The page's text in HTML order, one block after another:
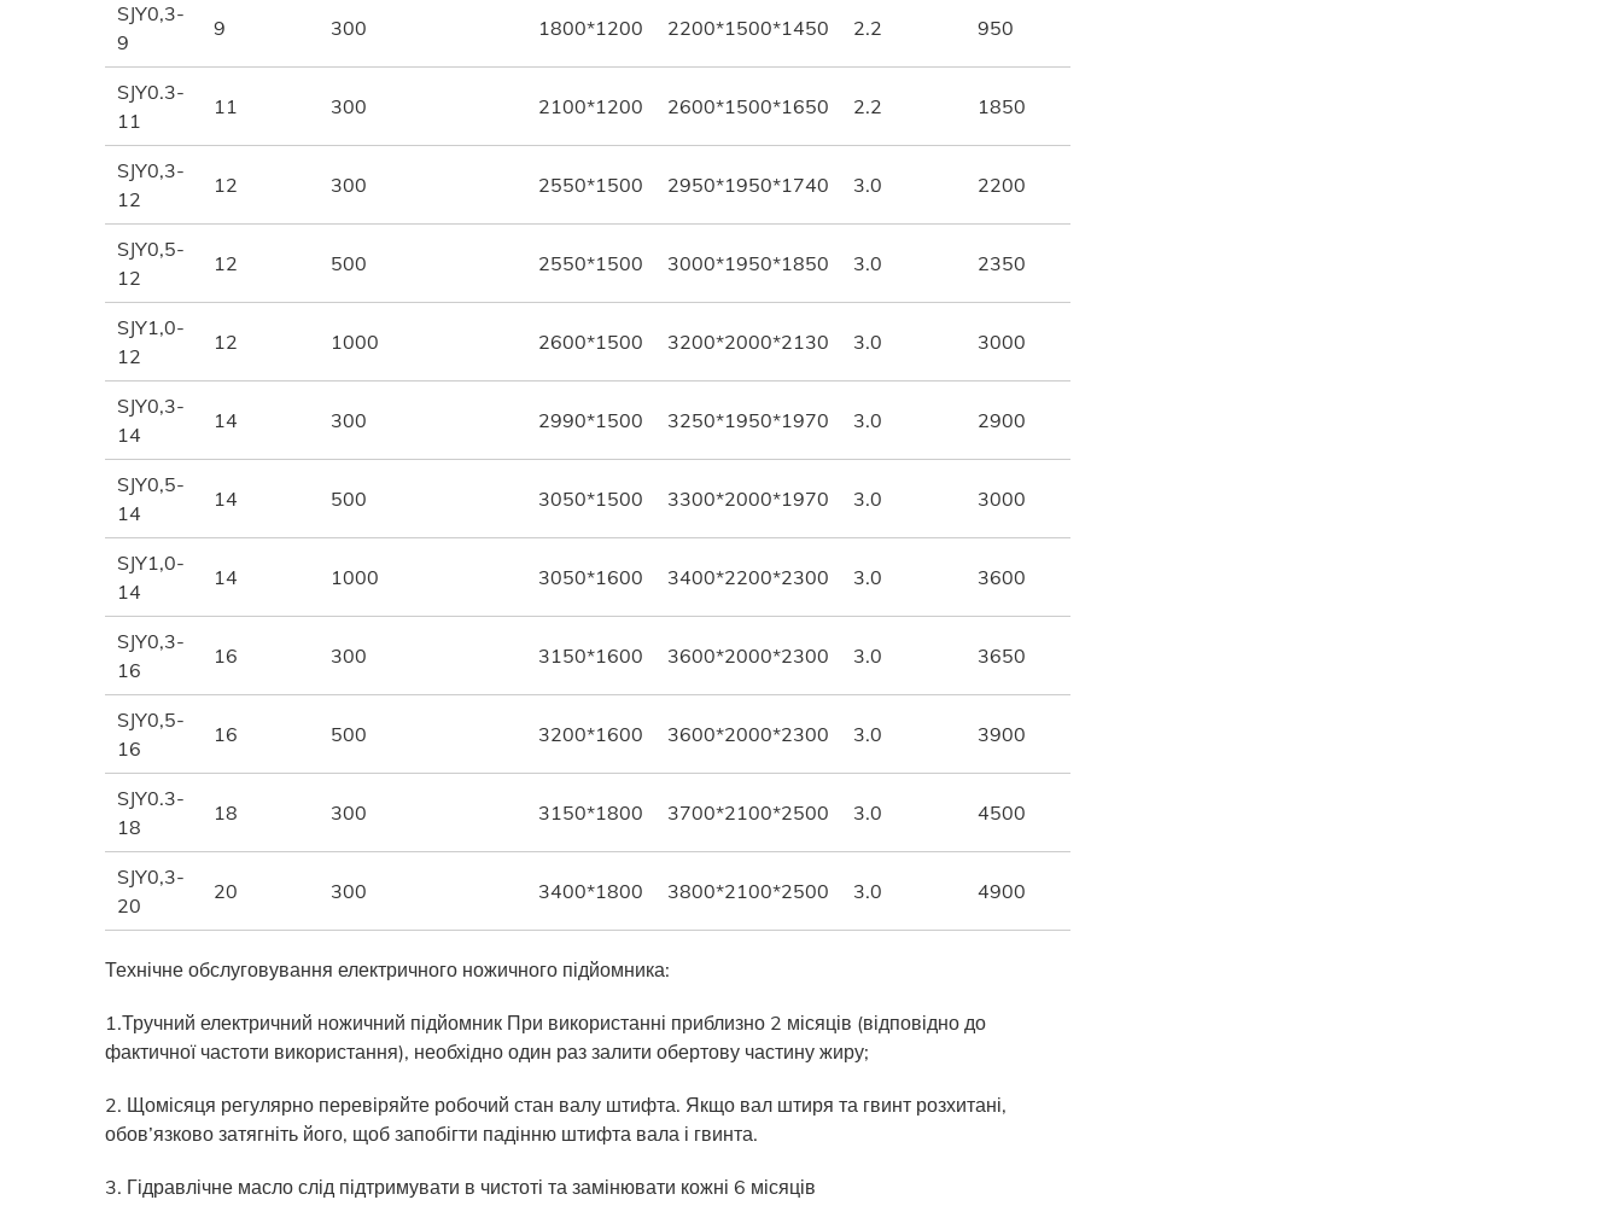
SJY0,3-
9
9 300 1800*1200 2200*1500*1450 2.2 950
SJY0.3-
11
11 300 2100*1200 2600*1500*1650 2.2 1850
SJY0,3-
12
12 300 2550*1500 2950*1950*1740 3.0 2200
SJY0,5-
12
12 500 2550*1500 3000*1950*1850 3.0 2350
SJY1,0-
12
12 1000 2600*1500 3200*2000*2130 3.0 3000
SJY0,3-
14
14 300 2990*1500 3250*1950*1970 3.0 2900
SJY0,5-
14
14 500 3050*1500 3300*2000*1970 3.0 3000
SJY1,0-
14
14 1000 3050*1600 3400*2200*2300 3.0 3600
SJY0,3-
16
16 300 3150*1600 3600*2000*2300 3.0 3650
SJY0,5-
16
16 500 3200*1600 3600*2000*2300 3.0 3900
SJY0.3-
18
18 300 3150*1800 3700*2100*2500 3.0 4500
SJY0,3-
20
20 300 3400*1800 3800*2100*2500 3.0 4900
Технічне обслуговування електричного ножичного підйомника:
1.Тручний електричний ножичний підйомник При використанні приблизно 2 місяців (відповідно до
фактичної частоти використання), необхідно один раз залити обертову частину жиру;
2. Щомісяця регулярно перевіряйте робочий стан валу штифта. Якщо вал штиря та гвинт розхитані,
обов’язково затягніть його, щоб запобігти падінню штифта вала і гвинта.
3. Гідравлічне масло слід підтримувати в чистоті та замінювати кожні 6 місяців